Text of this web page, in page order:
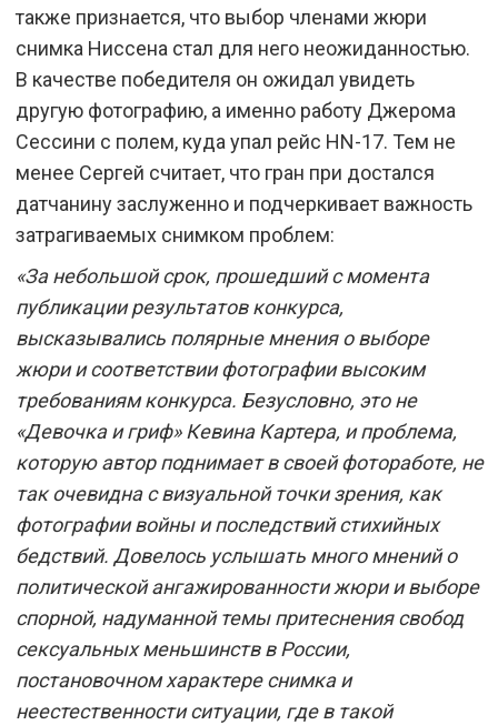
также признается, что выбор членами жюри
снимка Ниссена стал для него неожиданностью.
В качестве победителя он ожидал увидеть
другую фотографию, а именно работу Джерома
Сессини с полем, куда упал рейс HN-17. Тем не
менее Сергей считает, что гран при достался
датчанину заслуженно и подчеркивает важность
затрагиваемых снимком проблем:
«За небольшой срок, прошедший с момента
публикации результатов конкурса,
высказывались полярные мнения о выборе
жюри и соответствии фотографии высоким
требованиям конкурса. Безусловно, это не
«Девочка и гриф» Кевина Картера, и проблема,
которую автор поднимает в своей фотоработе, не
так очевидна с визуальной точки зрения, как
фотографии войны и последствий стихийных
бедствий. Довелось услышать много мнений о
политической ангажированности жюри и выборе
спорной, надуманной темы притеснения свобод
сексуальных меньшинств в России,
постановочном характере снимка и
неестественности ситуации, где в такой